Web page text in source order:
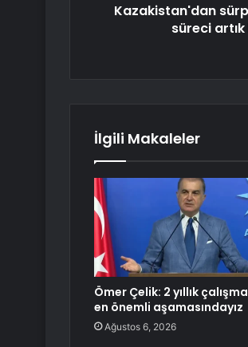
Kazakistan'dan
süreci
İlgili Makaleler
Ömer Çelik: 2 yıllık
en önemli aşamasındayız
Ağustos 6, 2026